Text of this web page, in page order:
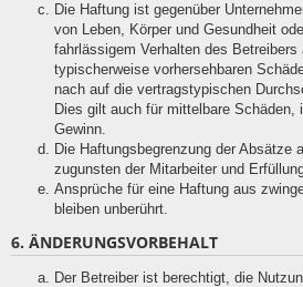
Die Haftung ist gegenüber
von Leben, Körper und Gesundheit
fahrlässigem Verhalten des
typischerweise vorhersehbaren
nach auf die vertragstypischen
Dies gilt auch für mittelbare Schäden,
Gewinn.
Die Haftungsbegrenzung der Absätze
zugunsten der Mitarbeiter und
Ansprüche für eine Haftung aus
bleiben unberührt.
6. ÄNDERUNGSVORBEHALT
Der Betreiber ist berechtigt, die